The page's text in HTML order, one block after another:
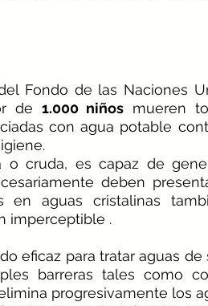
Fondo de las Naciones
de 1.000 niños mueren
con agua potable
o cruda, es capaz de
deben
en aguas cristalinas
imperceptible .
eficaz para tratar aguas
barreras tales como
progresivamente los